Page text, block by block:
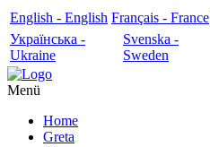
English - English Français - France
Українська -
Ukraine
Svenska -
Sweden
Menü
Home
Greta